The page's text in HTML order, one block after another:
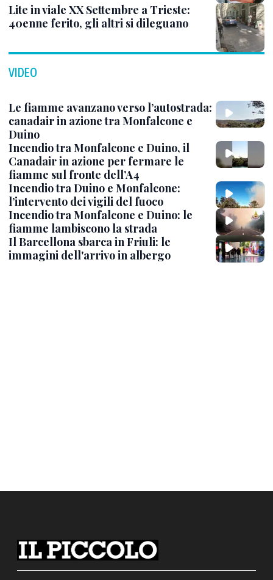
Lite in viale XX Settembre a Trieste:
40enne ferito, gli altri si dileguano
VIDEO
Le fiamme avanzano verso l’autostrada:
canadair in azione tra Monfalcone e
Duino
Incendio tra Monfalcone e Duino, il
Canadair in azione per fermare le
fiamme sul fronte dell’A4
Incendio tra Duino e Monfalcone:
l’intervento dei vigili del fuoco
Incendio tra Monfalcone e Duino: le
fiamme lambiscono la strada
Il Barcellona sbarca in Friuli: le
immagini dell'arrivo in albergo